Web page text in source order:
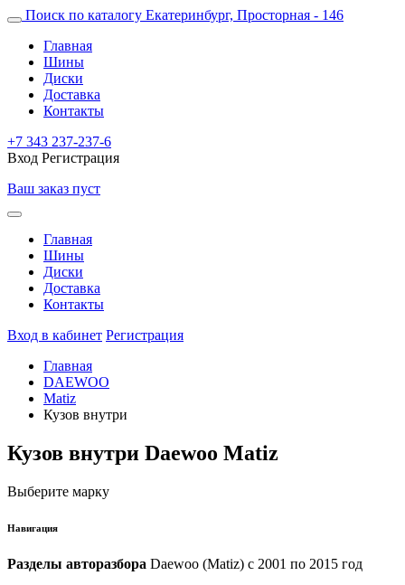
Поиск по каталогу Екатеринбург, Просторная - 146
Главная
Шины
Диски
Доставка
Контакты
+7 343 237-237-6
Вход Регистрация
Ваш заказ пуст
Главная
Шины
Диски
Доставка
Контакты
Вход в кабинет Регистрация
Главная
DAEWOO
Matiz
Кузов внутри
Кузов внутри Daewoo Matiz
Выберите марку
Навигация
Разделы авторазбора Daewoo (Matiz) с 2001 по 2015 год